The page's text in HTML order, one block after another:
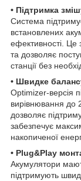
• Підтримка
Система
встановлених
ефективності. Це
та дозволяє
станції без
• Швидке
Optimizer-версія
вирівнювання до
дозволяє
забезпечує
накопиченої
• Plug&Play
Акумулятори
підтримують